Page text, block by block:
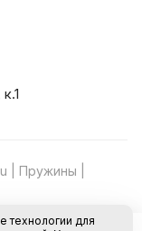
| Пружины |
Оферта
технологии для